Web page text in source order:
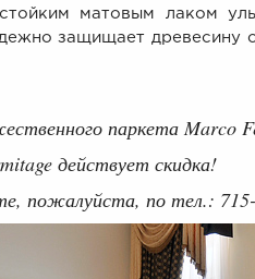
матовым лаком
защищает древесину
паркета Marco
действует скидка!
пожалуйста, по тел.: